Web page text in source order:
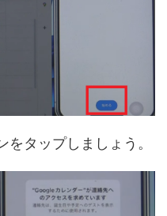
タップしましょう。